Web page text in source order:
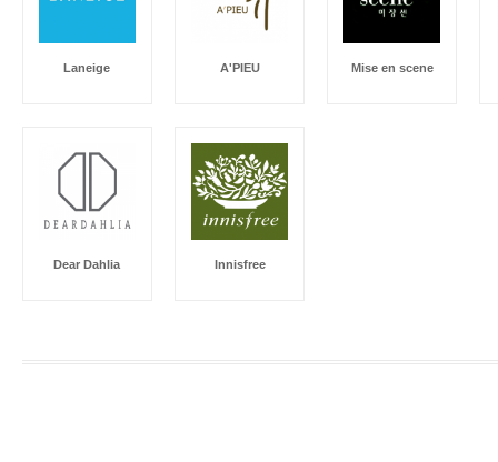
Laneige A'PIEU Mise en scene
Dear Dahlia Innisfree